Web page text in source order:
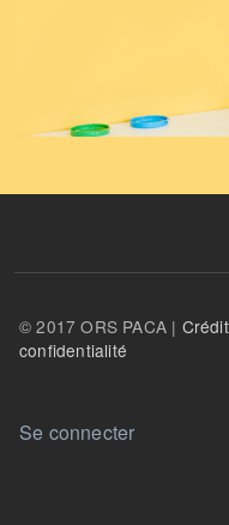
© 2017 ORS PACA |
confidentialité
User account menu
Se connecter